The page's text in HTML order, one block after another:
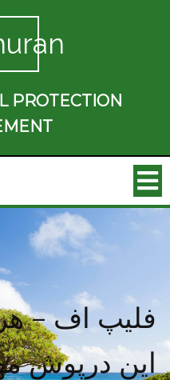
PROTECTION
فلیپ اف –
این درپوش